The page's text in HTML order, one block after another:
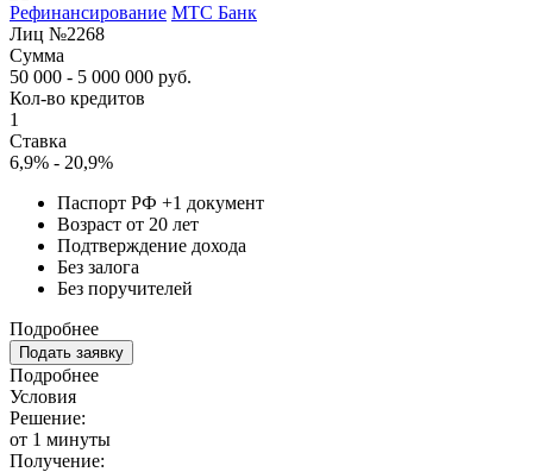
Рефинансирование МТС Банк
Лиц №2268
Сумма
50 000 - 5 000 000 руб.
Кол-во кредитов
1
Ставка
6,9% - 20,9%
Паспорт РФ +1 документ
Возраст от 20 лет
Подтверждение дохода
Без залога
Без поручителей
Подробнее
Подать заявку
Подробнее
Условия
Решение:
от 1 минуты
Получение: